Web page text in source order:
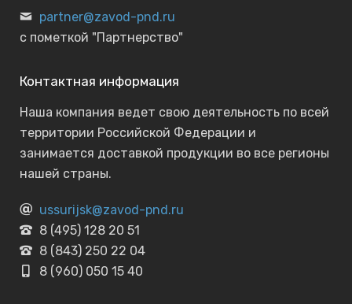
partner@zavod-pnd.ru
с пометкой "Партнерство"
Контактная информация
Наша компания ведет свою деятельность по всей
территории Российской Федерации и
занимается доставкой продукции во все регионы
нашей страны.
ussurijsk@zavod-pnd.ru
8 (495) 128 20 51
8 (843) 250 22 04
8 (960) 050 15 40